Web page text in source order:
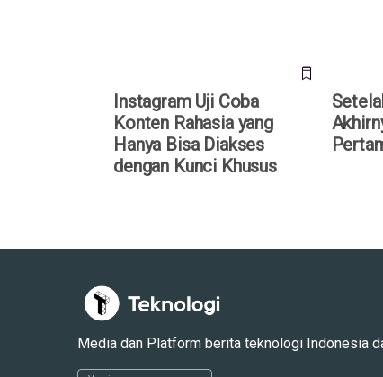
Instagram Uji Coba
Konten Rahasia yang
Hanya Bisa Diakses
dengan Kunci Khusus
Media dan Platform berita teknologi Indonesia